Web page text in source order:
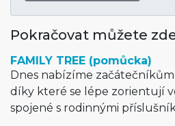
Pokračovat můžete
FAMILY TREE (pomůcka)
Dnes nabízíme
díky které se lépe zorientují
spojené s rodinnými